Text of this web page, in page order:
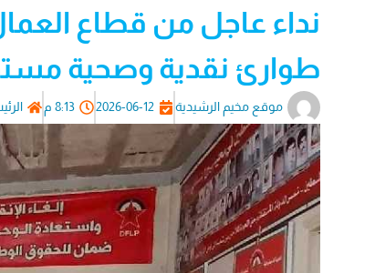
نداء عاجل من قطاع
طوارئ نقدية وصحية
موقع مخيم الرشيدية 2026-06-12 8:13 م